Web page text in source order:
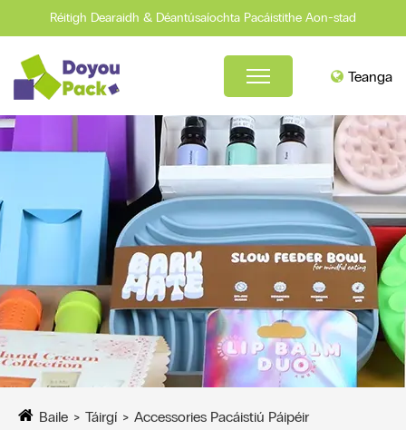
Réitigh Dearaidh & Déantúsaíochta Pacáistithe Aon-stad
Teanga
Baile Táirgí
Accessories Pacáistiú Páipéir